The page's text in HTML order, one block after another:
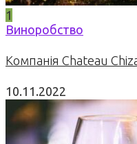
1
Виноробство
Компанія Chateau
10.11.2022